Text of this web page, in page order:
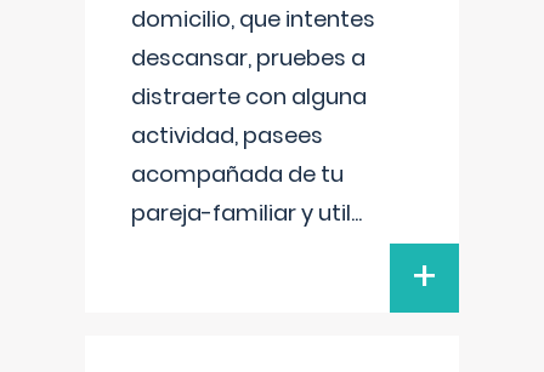
domicilio, que intentes
descansar, pruebes a
distraerte con alguna
actividad, pasees
acompañada de tu
pareja-familiar y util...
+